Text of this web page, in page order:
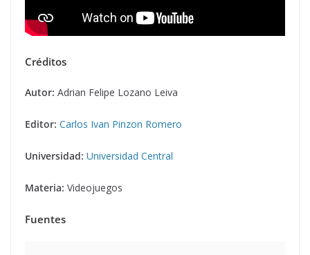
Créditos
Autor: Adrian Felipe Lozano Leiva
Editor: Carlos Ivan Pinzon Romero
Universidad: Universidad Central
Materia: Videojuegos
Fuentes